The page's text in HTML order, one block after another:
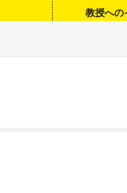
教授への